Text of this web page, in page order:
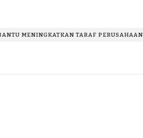
MENINGKATKAN TARAF PERUSAHAAN